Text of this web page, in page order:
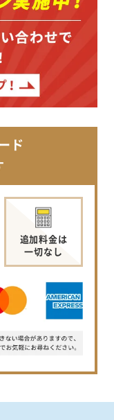
ド
追加料金は
一切なし